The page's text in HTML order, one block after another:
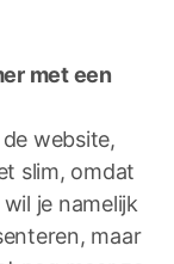
met een
website,
slim, omdat
je namelijk
maar